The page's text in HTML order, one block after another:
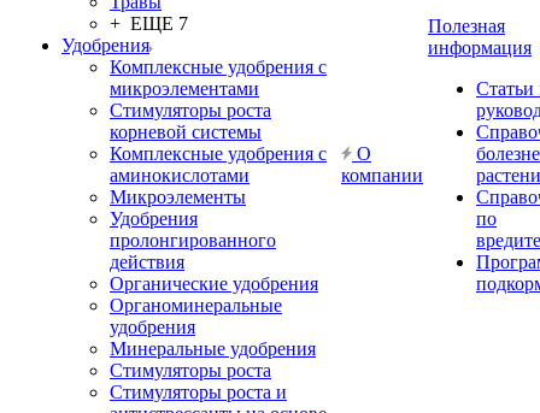
+ ЕЩЕ 7
Удобрения
Комплексные удобрения с
микроэлементами
Стимуляторы роста
корневой системы
Комплексные удобрения с
аминокислотами
Микроэлементы
Удобрения
пролонгированного
действия
Органические удобрения
Органоминеральные
удобрения
Минеральные удобрения
Стимуляторы роста
Стимуляторы роста и
О
компании
Полезная
информация
Статьи
по